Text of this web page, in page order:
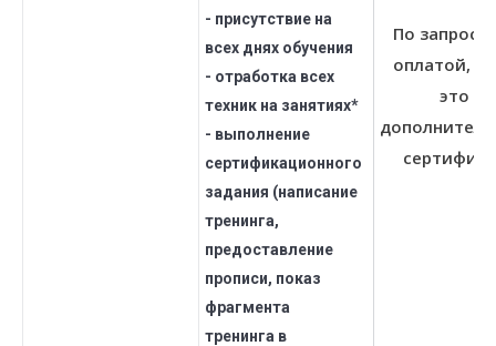
- присутствие на
всех днях обучения
- отработка всех
техник на занятиях*
- выполнение
сертификационного
задания (написание
тренинга,
предоставление
прописи, показ
фрагмента
тренинга в
По запросу
оплатой,
это